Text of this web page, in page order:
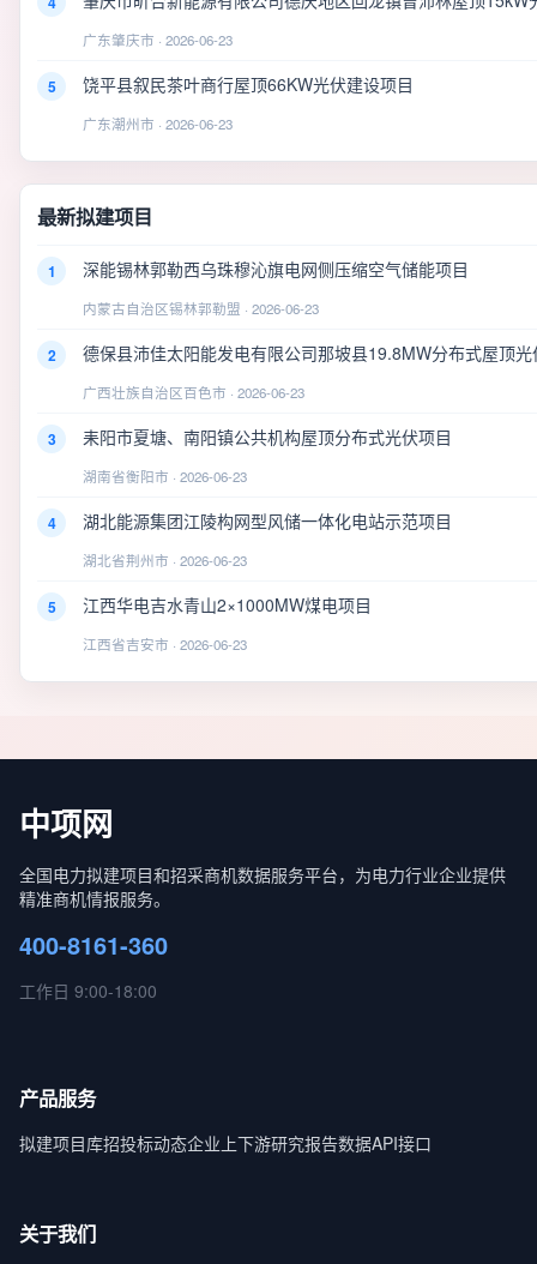
广东肇庆市 · 2026-06-23
5 饶平县叙民茶叶商行屋顶66KW光伏建设项目
广东潮州市 · 2026-06-23
最新拟建项目
1 深能锡林郭勒西乌珠穆沁旗电网侧压缩空气储能项目
内蒙古自治区锡林郭勒盟 · 2026-06-23
2 德保县沛佳太阳能发电有限公司那坡县19.8MW分布式屋顶
广西壮族自治区百色市 · 2026-06-23
3 耒阳市夏塘、南阳镇公共机构屋顶分布式光伏项目
湖南省衡阳市 · 2026-06-23
4 湖北能源集团江陵构网型风储一体化电站示范项目
湖北省荆州市 · 2026-06-23
5 江西华电吉水青山2×1000MW煤电项目
江西省吉安市 · 2026-06-23
中项网
全国电力拟建项目和招采商机数据服务平台，为电力行业企业提供
精准商机情报服务。
400-8161-360
工作日 9:00-18:00
产品服务
拟建项目库招投标动态企业上下游研究报告数据API接口
关于我们